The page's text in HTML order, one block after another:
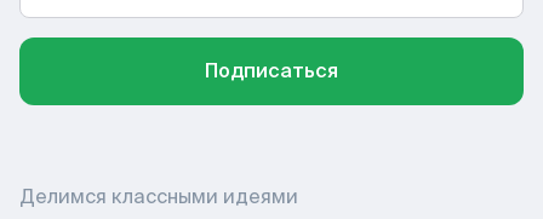
Подписаться
Делимся классными идеями